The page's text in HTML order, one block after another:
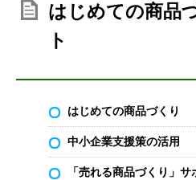
はじめての商品
ト
はじめての商品づくり
中小企業支援策の活用
「売れる商品づくり」